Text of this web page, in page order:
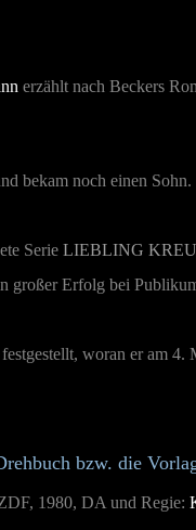
erzählt nach Beckers
bekam noch einen Sohn.
Serie LIEBLING
großer Erfolg bei
woran er am
bzw. die
1980, DA und Regie: